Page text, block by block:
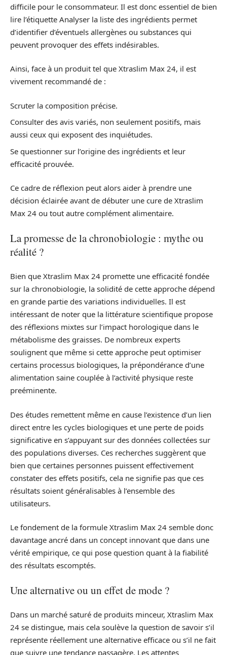
difficile pour le consommateur. Il est donc essentiel de bien
lire l’étiquette Analyser la liste des ingrédients permet
d’identifier d’éventuels allergènes ou substances qui
peuvent provoquer des effets indésirables.
Ainsi, face à un produit tel que Xtraslim Max 24, il est
vivement recommandé de :
Scruter la composition précise.
Consulter des avis variés, non seulement positifs, mais
aussi ceux qui exposent des inquiétudes.
Se questionner sur l’origine des ingrédients et leur
efficacité prouvée.
Ce cadre de réflexion peut alors aider à prendre une
décision éclairée avant de débuter une cure de Xtraslim
Max 24 ou tout autre complément alimentaire.
La promesse de la chronobiologie : mythe ou
réalité ?
Bien que Xtraslim Max 24 promette une efficacité fondée
sur la chronobiologie, la solidité de cette approche dépend
en grande partie des variations individuelles. Il est
intéressant de noter que la littérature scientifique propose
des réflexions mixtes sur l’impact horologique dans le
métabolisme des graisses. De nombreux experts
soulignent que même si cette approche peut optimiser
certains processus biologiques, la prépondérance d’une
alimentation saine couplée à l’activité physique reste
preéminente.
Des études remettent même en cause l’existence d’un lien
direct entre les cycles biologiques et une perte de poids
significative en s’appuyant sur des données collectées sur
des populations diverses. Ces recherches suggèrent que
bien que certaines personnes puissent effectivement
constater des effets positifs, cela ne signifie pas que ces
résultats soient généralisables à l’ensemble des
utilisateurs.
Le fondement de la formule Xtraslim Max 24 semble donc
davantage ancré dans un concept innovant que dans une
vérité empirique, ce qui pose question quant à la fiabilité
des résultats escomptés.
Une alternative ou un effet de mode ?
Dans un marché saturé de produits minceur, Xtraslim Max
24 se distingue, mais cela soulève la question de savoir s’il
représente réellement une alternative efficace ou s’il ne fait
que suivre une tendance passagère. Les attentes